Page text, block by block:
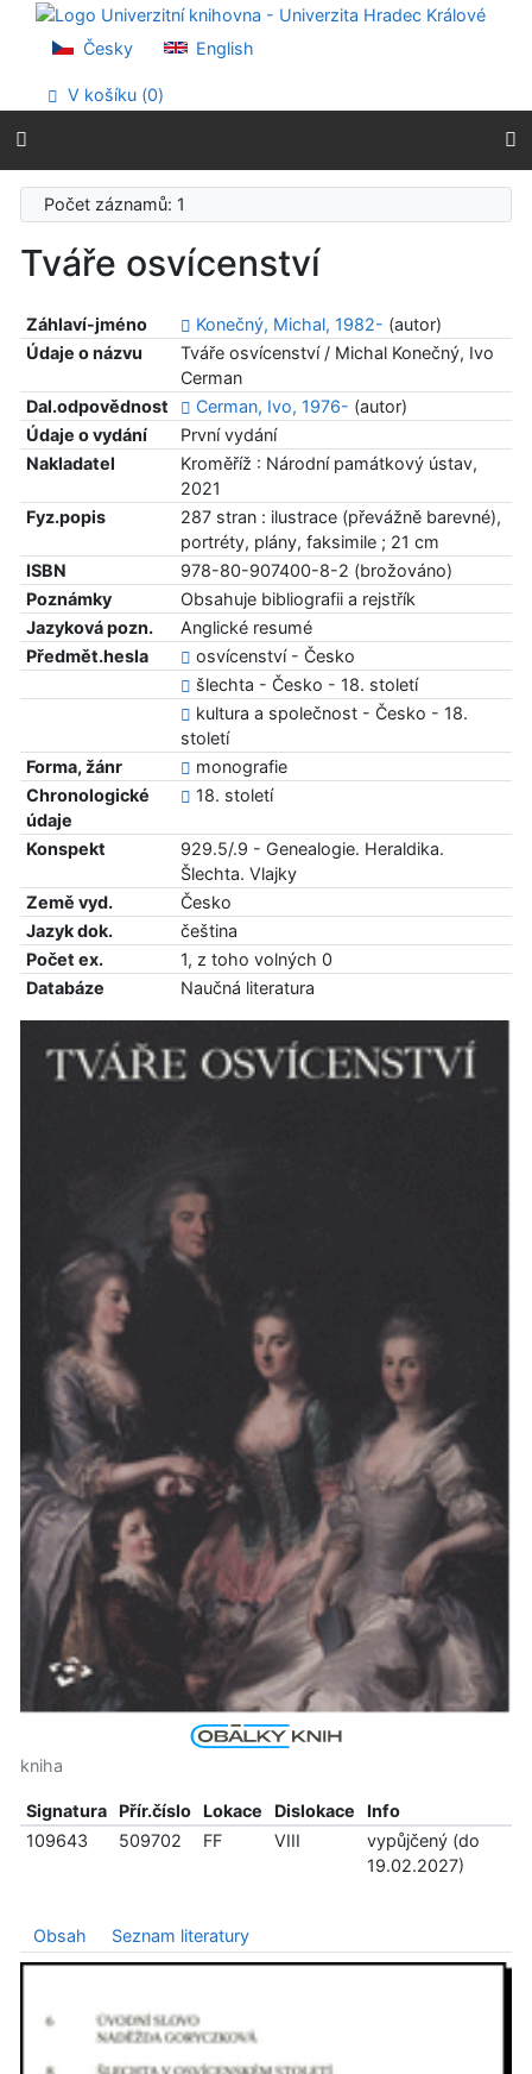
Přejít na obsah
Přejít na menu
Prohlášení o webové přístupnosti
Česky English
V košíku (0)
Počet záznamů: 1
Tváře osvícenství
Záhlaví-jméno Konečný, Michal, 1982- (autor)
Údaje o názvu
Tváře osvícenství / Michal Konečný, Ivo
Cerman
Dal.odpovědnost
Cerman, Ivo, 1976- (autor)
Údaje o vydání
První vydání
Nakladatel
Kroměříž : Národní památkový ústav,
2021
Fyz.popis
287 stran : ilustrace (převážně barevné),
portréty, plány, faksimile ; 21 cm
ISBN
978-80-907400-8-2 (brožováno)
Poznámky
Obsahuje bibliografii a rejstřík
Jazyková pozn.
Anglické resumé
Předmět.hesla
osvícenství - Česko
šlechta - Česko - 18. století
kultura a společnost - Česko - 18.
století
Forma, žánr
monografie
Chronologické
údaje
18. století
Konspekt
929.5/.9 - Genealogie. Heraldika.
Šlechta. Vlajky
Země vyd.
Česko
Jazyk dok.
čeština
Počet ex.
1, z toho volných 0
Databáze
Naučná literatura
kniha
Signatura Přír.číslo Lokace Dislokace
Info
109643
509702 FF VIII
vypůjčený (do
19.02.2027)
Obsah Seznam literatury